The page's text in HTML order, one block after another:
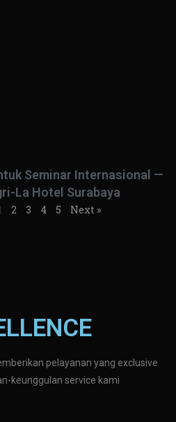
Seminar Internasional —
La Hotel Surabaya
2 3 4 5 Next »
pelayanan yang exclusive
keunggulan service kami